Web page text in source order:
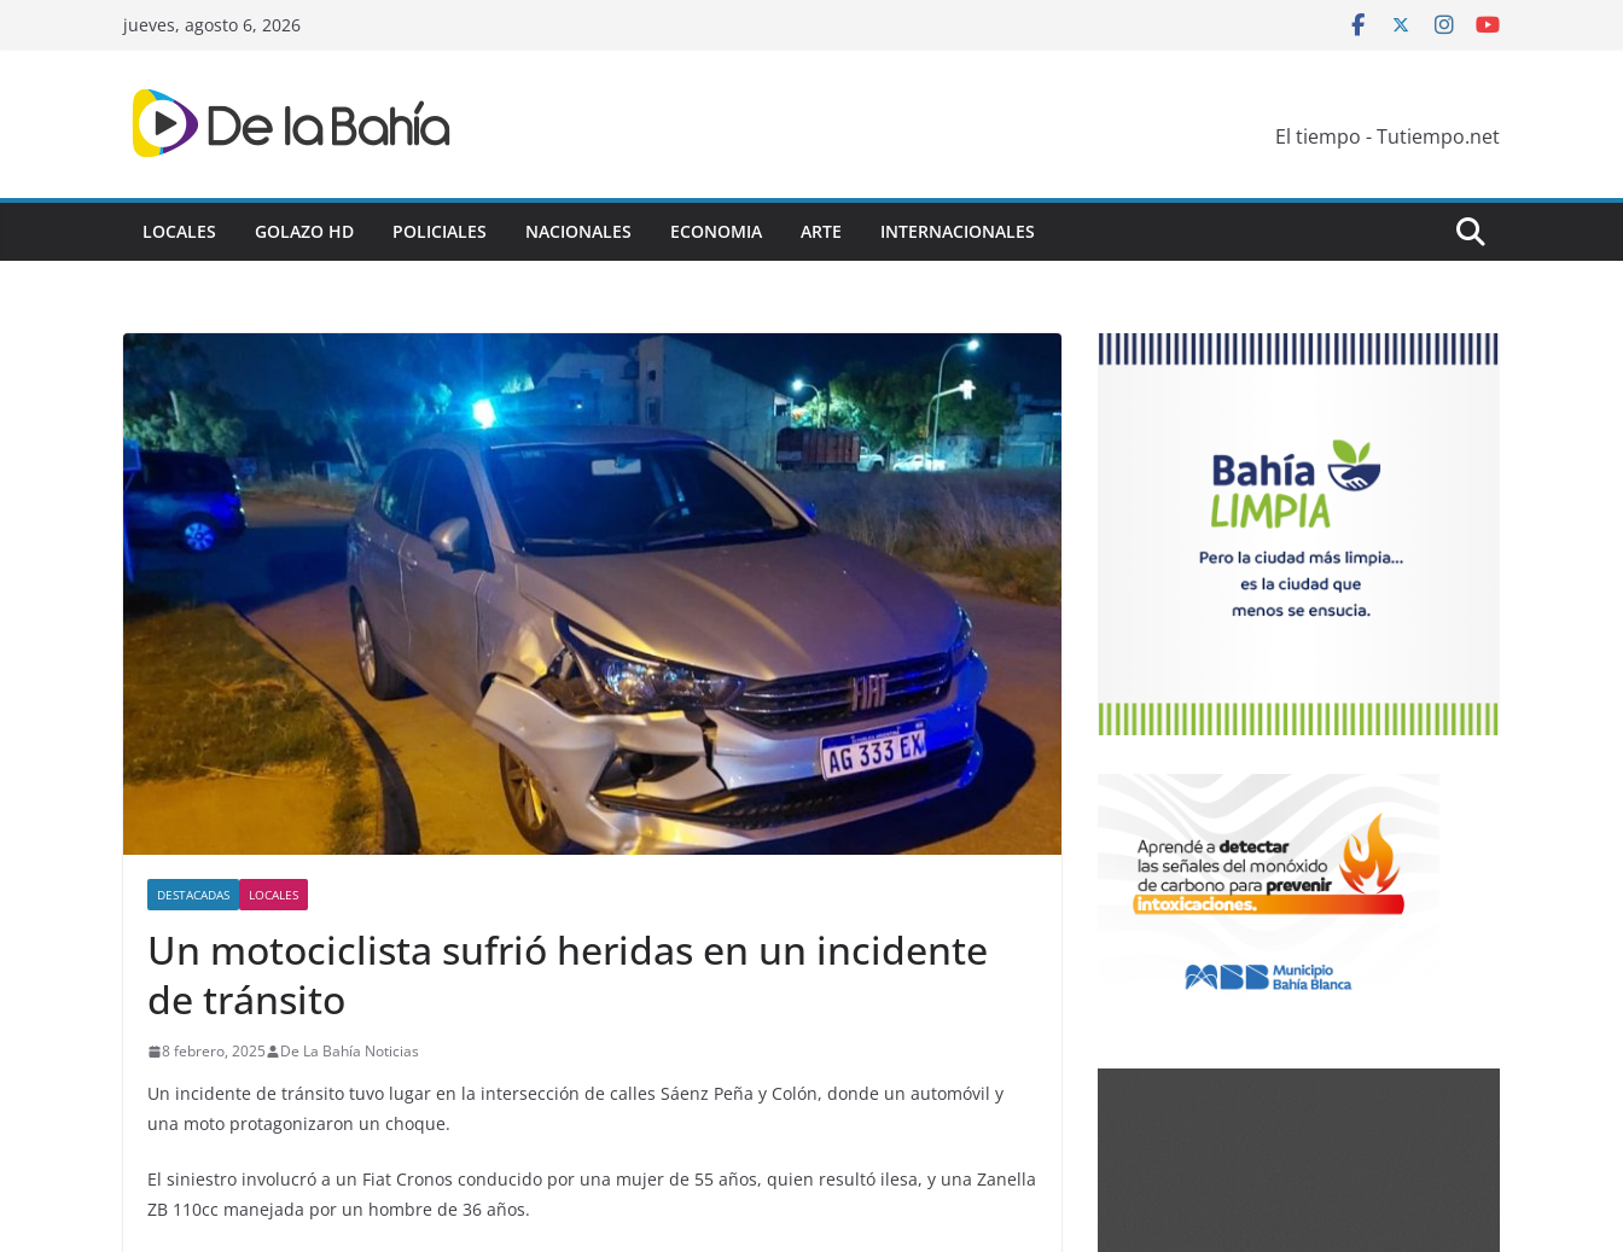
jueves, agosto 6, 2026
El tiempo - Tutiempo.net
LOCALES GOLAZO HD POLICIALES NACIONALES ECONOMIA ARTE INTERNACIONALES
DESTACADAS LOCALES
Un motociclista sufrió heridas en un incidente
de tránsito
8 febrero, 2025 De La Bahía Noticias
Un incidente de tránsito tuvo lugar en la intersección de calles Sáenz Peña y Colón, donde un automóvil y
una moto protagonizaron un choque.
El siniestro involucró a un Fiat Cronos conducido por una mujer de 55 años, quien resultó ilesa, y una Zanella
ZB 110cc manejada por un hombre de 36 años.